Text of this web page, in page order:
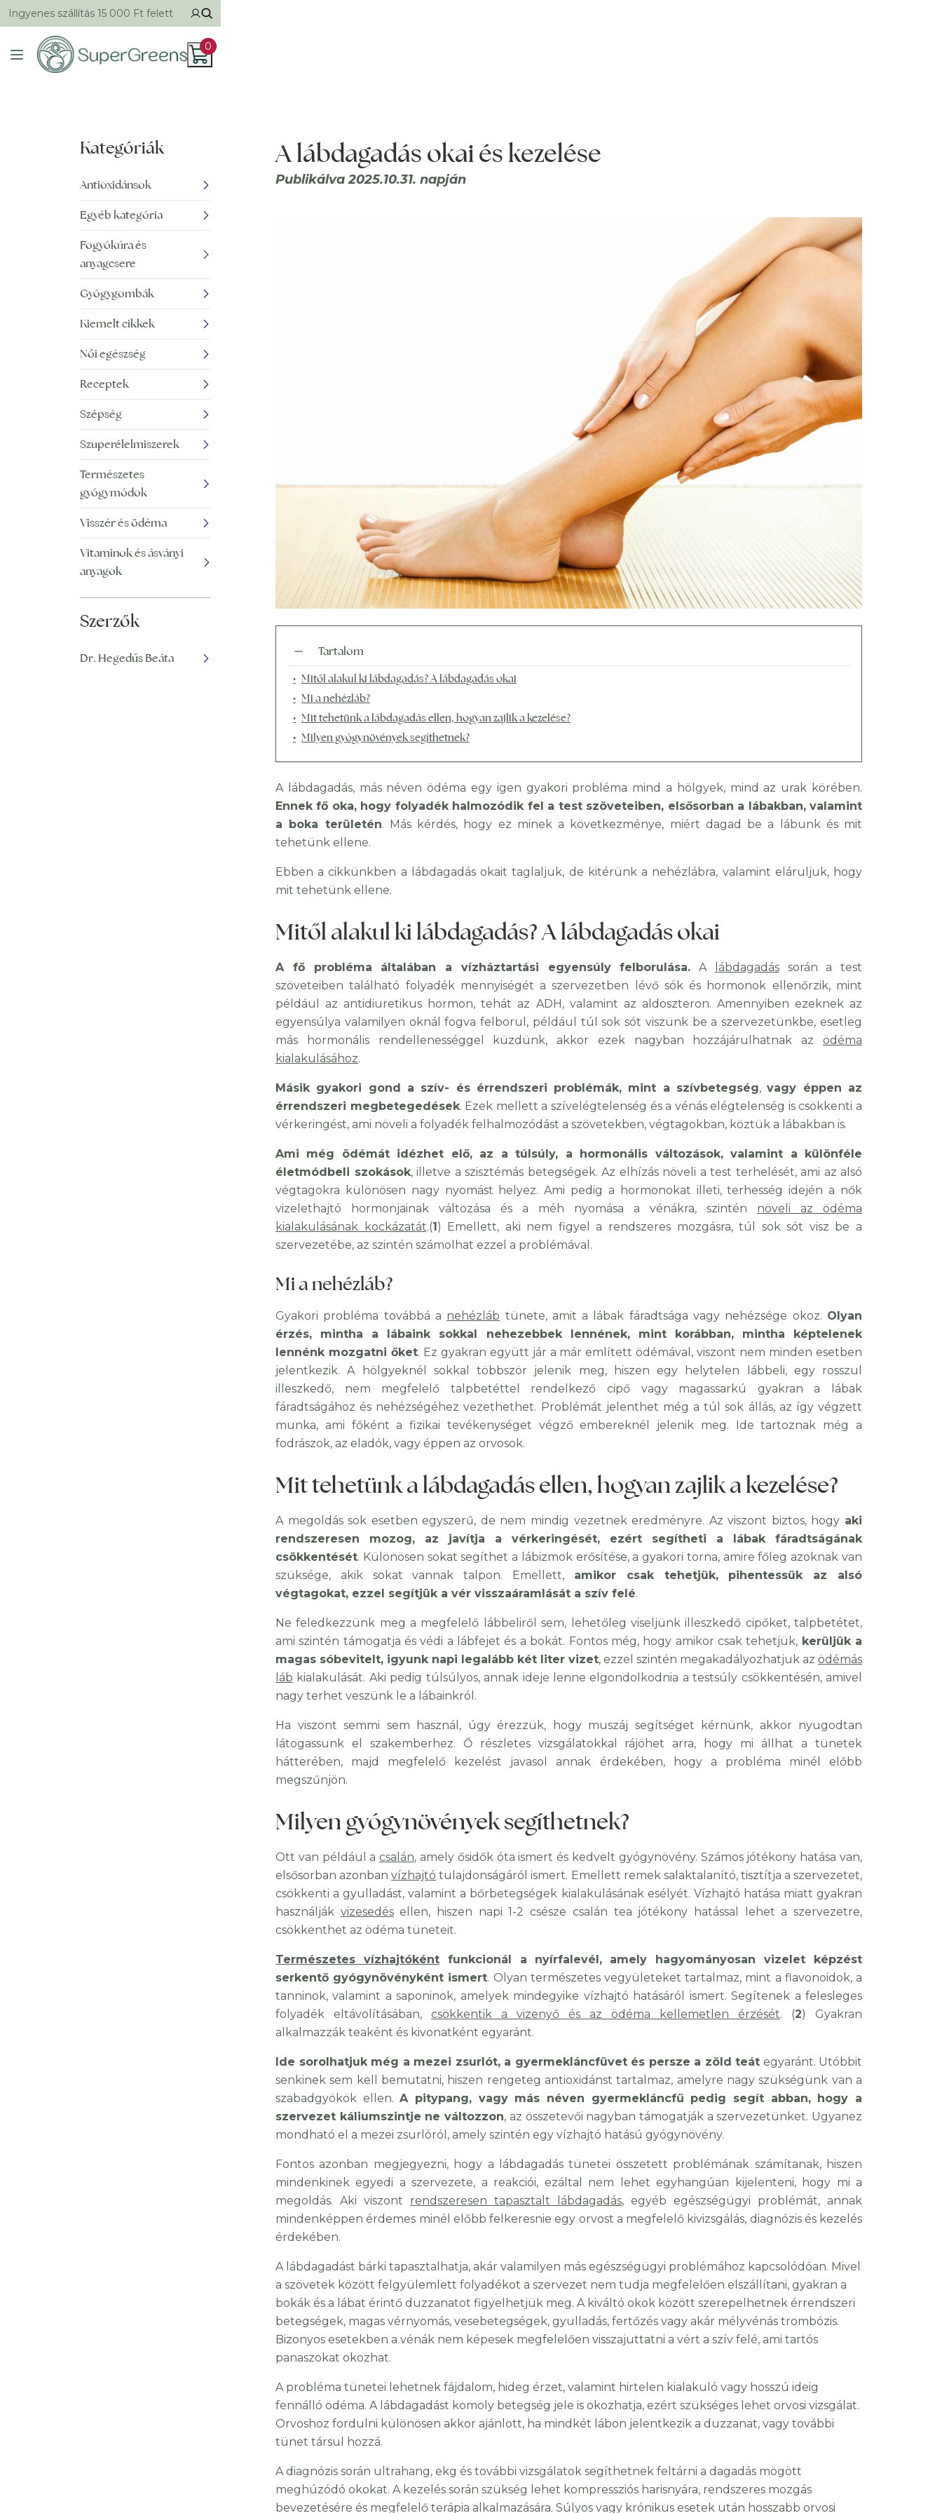
Ingyenes szállítás 15 000 Ft felett
0
A lábdagadás okai és kezelése
Publikálva 2025.10.31. napján
Tartalom
Mitől alakul ki lábdagadás? A lábdagadás okai
Mi a nehézláb?
Mit tehetünk a lábdagadás ellen, hogyan zajlik a kezelése?
Milyen gyógynövények segíthetnek?
A lábdagadás, más néven ödéma egy igen gyakori probléma mind a hölgyek, mind az urak körében.
Ennek fő oka, hogy folyadék halmozódik fel a test szöveteiben, elsősorban a lábakban, valamint
a boka területén. Más kérdés, hogy ez minek a következménye, miért dagad be a lábunk és mit
tehetünk ellene.
Ebben a cikkünkben a lábdagadás okait taglaljuk, de kitérünk a nehézlábra, valamint eláruljuk, hogy
mit tehetünk ellene.
Mitől alakul ki lábdagadás? A lábdagadás okai
A fő probléma általában a vízháztartási egyensúly felborulása. A lábdagadássorán a test
szöveteiben található folyadék mennyiségét a szervezetben lévő sók és hormonok ellenőrzik, mint
például az antidiuretikus hormon, tehát az ADH, valamint az aldoszteron. Amennyiben ezeknek az
egyensúlya valamilyen oknál fogva felborul, például túl sok sót viszünk be a szervezetünkbe, esetleg
más hormonális rendellenességgel küzdünk, akkor ezek nagyban hozzájárulhatnak az ödéma
kialakulásához.
Másik gyakori gond a szív- és érrendszeri problémák, mint a szívbetegség,vagy éppen az
érrendszeri megbetegedések. Ezek mellett a szívelégtelenség és a vénás elégtelenség is csökkenti a
vérkeringést, ami növeli a folyadék felhalmozódást a szövetekben, végtagokban, köztük a lábakban is.
Ami még ödémát idézhet elő, az a túlsúly, a hormonális változások, valamint a különféle
életmódbeli szokások, illetve a szisztémás betegségek. Az elhízás növeli a test terhelését, ami az alsó
végtagokra különösen nagy nyomást helyez. Ami pedig a hormonokat illeti, terhesség idején a nők
vizelethajtó hormonjainak változása és a méh nyomása a vénákra, szintén növeli az ödéma
kialakulásának kockázatát.(1 ) Emellett, aki nem figyel a rendszeres mozgásra, túl sok sót visz be a
szervezetébe, az szintén számolhat ezzel a problémával.
Mi a nehézláb?
Gyakori probléma továbbá a nehézláb tünete, amit a lábak fáradtsága vagy nehézsége okoz. Olyan
érzés, mintha a lábaink sokkal nehezebbek lennének, mint korábban, mintha képtelenek
lennénk mozgatni őket. Ez gyakran együtt jár a már említett ödémával, viszont nem minden esetben
jelentkezik. A hölgyeknél sokkal többször jelenik meg, hiszen egy helytelen lábbeli, egy rosszul
illeszkedő, nem megfelelő talpbetéttel rendelkező cipő vagy magassarkú gyakran a lábak
fáradtságához és nehézségéhez vezethethet. Problémát jelenthet még a túl sok állás, az így végzett
munka, ami főként a fizikai tevékenységet végző embereknél jelenik meg. Ide tartoznak még a
fodrászok, az eladók, vagy éppen az orvosok.
Mit tehetünk a lábdagadás ellen, hogyan zajlik a kezelése?
A megoldás sok esetben egyszerű, de nem mindig vezetnek eredményre. Az viszont biztos, hogy aki
rendszeresen mozog, az javítja a vérkeringését, ezért segítheti a lábak fáradtságának
csökkentését. Különösen sokat segíthet a lábizmok erősítése, a gyakori torna, amire főleg azoknak van
szüksége, akik sokat vannak talpon. Emellett, amikor csak tehetjük, pihentessük az alsó
végtagokat, ezzel segítjük a vér visszaáramlását a szív felé.
Ne feledkezzünk meg a megfelelő lábbeliről sem, lehetőleg viseljünk illeszkedő cipőket, talpbetétet,
ami szintén támogatja és védi a lábfejet és a bokát. Fontos még, hogy amikor csak tehetjük, kerüljük a
magas sóbevitelt, igyunk napi legalább két liter vizet, ezzel szintén megakadályozhatjuk az ödémás
láb kialakulását. Aki pedig túlsúlyos, annak ideje lenne elgondolkodnia a testsúly csökkentésén, amivel
nagy terhet veszünk le a lábainkról.
Ha viszont semmi sem használ, úgy érezzük, hogy muszáj segítséget kérnünk, akkor nyugodtan
látogassunk el szakemberhez. Ő részletes vizsgálatokkal rájöhet arra, hogy mi állhat a tünetek
hátterében, majd megfelelő kezelést javasol annak érdekében, hogy a probléma minél előbb
megszűnjön.
Milyen gyógynövények segíthetnek?
Ott van például acsalán, amely ősidők óta ismert és kedvelt gyógynövény. Számos jótékony hatása van,
elsősorban azonbanvízhajtó tulajdonságáról ismert. Emellett remek salaktalanító, tisztítja a szervezetet,
csökkenti a gyulladást, valamint a bőrbetegségek kialakulásának esélyét. Vízhajtó hatása miatt gyakran
használják vizesedésellen, hiszen napi 1-2 csésze csalán tea jótékony hatással lehet a szervezetre,
csökkenthet az ödéma tüneteit.
Természetes vízhajtókéntfunkcionál a
nyírfalevél, amely hagyományosan vizelet képzést
serkentő gyógynövényként ismert. Olyan természetes vegyületeket tartalmaz, mint a flavonoidok, a
tanninok, valamint a saponinok, amelyek mindegyike vízhajtó hatásáról ismert. Segítenek a felesleges
folyadék eltávolításában, csökkentik a vizenyő és az ödéma kellemetlen érzését. (2) Gyakran
alkalmazzák teaként és kivonatként egyaránt.
Ide sorolhatjuk még a mezei zsurlót, a gyermekláncfüvet és persze a zöld teát egyaránt. Utóbbit
senkinek sem kell bemutatni, hiszen rengeteg antioxidánst tartalmaz, amelyre nagy szükségünk van a
szabadgyökök ellen.A pitypang, vagy más néven gyermekláncfű pedig segít abban, hogy a
szervezet káliumszintje ne változzon, az összetevői nagyban támogatják a szervezetünket. Ugyanez
mondható el a mezei zsurlóról, amely szintén egy vízhajtó hatású gyógynövény.
Fontos azonban megjegyezni, hogy a lábdagadás tünetei összetett problémának számítanak, hiszen
mindenkinek egyedi a szervezete, a reakciói, ezáltal nem lehet egyhangúan kijelenteni, hogy mi a
megoldás. Aki viszont rendszeresen tapasztalt lábdagadás, egyéb egészségügyi problémát, annak
mindenképpen érdemes minél előbb felkeresnie egy orvost a megfelelő kivizsgálás, diagnózis és kezelés
érdekében.
A lábdagadást bárki tapasztalhatja, akár valamilyen más egészségügyi problémához kapcsolódóan. Mivel
a szövetek között felgyülemlett folyadékot a szervezet nem tudja megfelelően elszállítani, gyakran a
bokák és a lábat érintő duzzanatot figyelhetjük meg. A kiváltó okok között szerepelhetnek érrendszeri
betegségek, magas vérnyomás, vesebetegségek, gyulladás, fertőzés vagy akár mélyvénás trombózis.
Bizonyos esetekben a vénák nem képesek megfelelően visszajuttatni a vért a szív felé, ami tartós
panaszokat okozhat.
A probléma tünetei lehetnek fájdalom, hideg érzet, valamint hirtelen kialakuló vagy hosszú ideig
fennálló ödéma. A lábdagadást komoly betegség jele is okozhatja, ezért szükséges lehet orvosi vizsgálat.
Orvoshoz fordulni különösen akkor ajánlott, ha mindkét lábon jelentkezik a duzzanat, vagy további
tünet társul hozzá.
A diagnózis során ultrahang, ekg és további vizsgálatok segíthetnek feltárni a dagadás mögött
meghúzódó okokat. A kezelés során szükség lehet kompressziós harisnyára, rendszeres mozgás
bevezetésére és megfelelő terápia alkalmazására. Súlyos vagy krónikus esetek után hosszabb orvosi
Kategóriák
Antioxidánsok
Egyéb kategória
Fogyókúra és
anyagcsere
Gyógygombák
Kiemelt cikkek
Női egészség
Receptek
Szépség
Szuperélelmiszerek
Természetes
gyógymódok
Visszér és ödéma
Vitaminok és ásványi
anyagok
Szerzők
Dr. Hegedűs Beáta